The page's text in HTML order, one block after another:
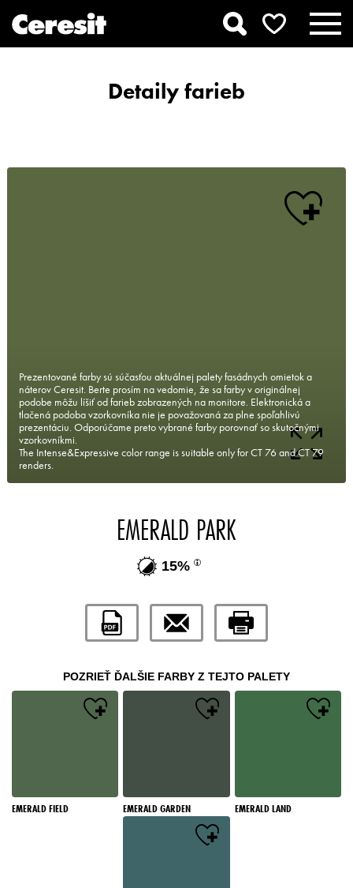
Detaily farieb
Prezentované farby sú súčasťou aktuálnej palety fasádnych omietok a
náterov Ceresit. Berte prosím na vedomie, že sa farby v originálnej
podobe môžu líšiť od farieb zobrazených na monitore. Elektronická a
tlačená podoba vzorkovníka nie je považovaná za plne spoľahlivú
prezentáciu. Odporúčame preto vybrané farby porovnať so skutočnými
vzorkovníkmi.
The Intense&Expressive color range is suitable only for CT 76 and CT 79
renders.
EMERALD PARK
15%
POZRIEŤ ĎALŠIE FARBY Z TEJTO PALETY
EMERALD FIELD EMERALD GARDEN EMERALD LAND